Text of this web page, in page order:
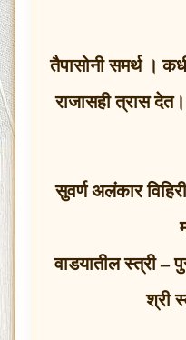
तैपासोनी समर्थ ।
राजासही त्रास
सुवर्ण अलंकार
वाडयातील स्त्री –
श्री